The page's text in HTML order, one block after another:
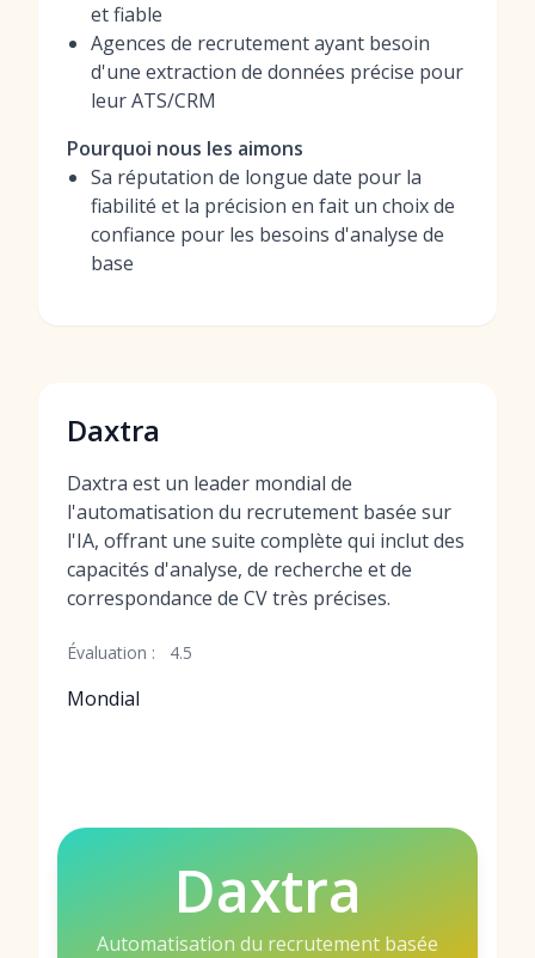
et fiable
Agences de recrutement ayant besoin
d'une extraction de données précise pour
leur ATS/CRM
Pourquoi nous les aimons
Sa réputation de longue date pour la
fiabilité et la précision en fait un choix de
confiance pour les besoins d'analyse de
base
Daxtra
Daxtra est un leader mondial de
l'automatisation du recrutement basée sur
l'IA, offrant une suite complète qui inclut des
capacités d'analyse, de recherche et de
correspondance de CV très précises.
Évaluation : 4.5
Mondial
Daxtra
Automatisation du recrutement basée